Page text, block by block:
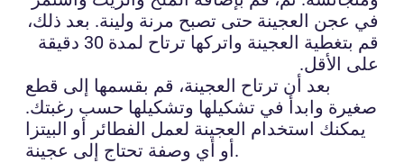
في عجن العجينة حتى تصبح مرنة ولينة. بعد ذلك،
قم بتغطية العجينة واتركها ترتاح لمدة 30 دقيقة
على الأقل.
بعد أن ترتاح العجينة، قم بقسمها إلى قطع
صغيرة وابدأ في تشكيلها وتشكيلها حسب رغبتك.
يمكنك استخدام العجينة لعمل الفطائر أو البيتزا
أو أي وصفة تحتاج إلى عجينة.